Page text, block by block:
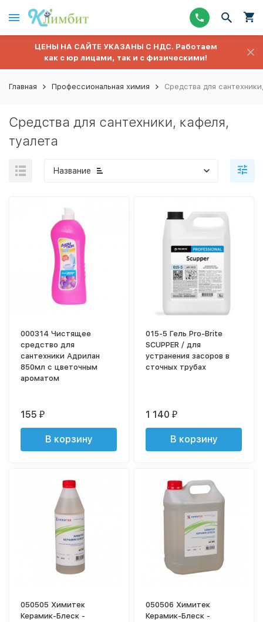
ЦЕНЫ НА САЙТЕ УКАЗАНЫ С НДС. Работаем
как с юр лицами, так и с физическими!
Главная Профессиональная химия Средства для
Средства для сантехники, кафеля,
туалета
Название
000314 Чистящее
средство для
сантехники Адрилан
850мл с цветочным
ароматом
155₽
В корзину
015-5 Гель Pro-Brite
SCUPPER / для
устранения засоров в
сточных трубах
1 140₽
В корзину
050505 Химитек
Керамик-Блеск -
050506 Химитек
Керамик-Блеск -